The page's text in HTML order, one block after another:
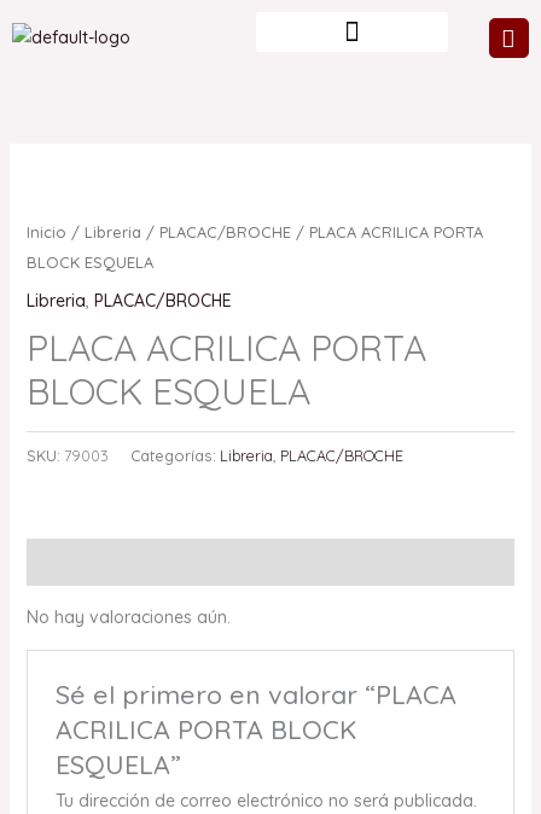
al
Inicio / Libreria / PLACAC/BROCHE/ PLACA ACRILICA PORTA
BLOCK ESQUELA
Libreria, PLACAC/BROCHE
PLACA ACRILICA PORTA
BLOCK ESQUELA
SKU: 79003 Categorías: Libreria PLACAC/BROCHE
No hay valoraciones aún.
Sé el primero en valorar “PLACA
ACRILICA PORTA BLOCK
ESQUELA”
Tu dirección de correo electrónico no será publicada.